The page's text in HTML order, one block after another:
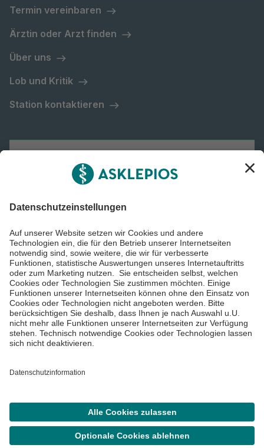
Termin vereinbaren
Ärztin oder Arzt finden
Über uns
Lob und Kritik
Station kontaktieren
Asklepios Gruppe
Impressum
©Asklepios Kliniken GmbH & Co. KGaA 2026